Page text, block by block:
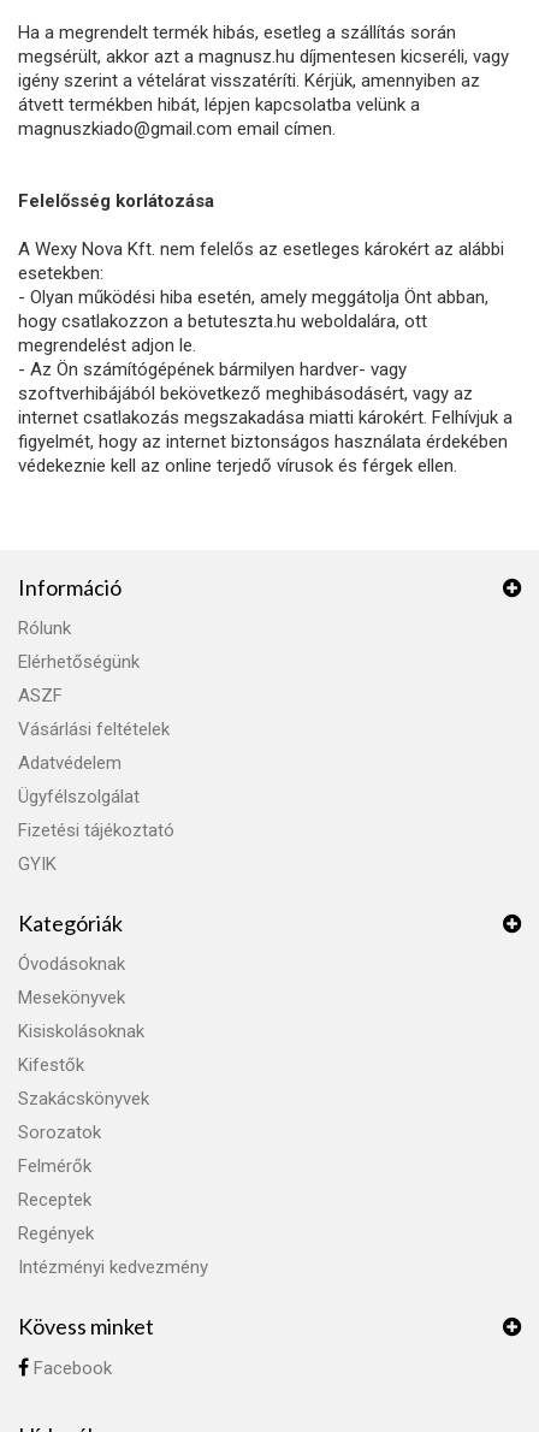
Ha a megrendelt termék hibás, esetleg a szállítás során
megsérült, akkor azt a magnusz.hu díjmentesen kicseréli, vagy
igény szerint a vételárat visszatéríti. Kérjük, amennyiben az
átvett termékben hibát, lépjen kapcsolatba velünk a
magnuszkiado@gmail.com email címen.
Felelősség korlátozása
A Wexy Nova Kft. nem felelős az esetleges károkért az alábbi
esetekben:
- Olyan működési hiba esetén, amely meggátolja Önt abban,
hogy csatlakozzon a betuteszta.hu weboldalára, ott
megrendelést adjon le.
- Az Ön számítógépének bármilyen hardver- vagy
szoftverhibájából bekövetkező meghibásodásért, vagy az
internet csatlakozás megszakadása miatti károkért. Felhívjuk a
figyelmét, hogy az internet biztonságos használata érdekében
védekeznie kell az online terjedő vírusok és férgek ellen.
Információ
Rólunk
Elérhetőségünk
ASZF
Vásárlási feltételek
Adatvédelem
Ügyfélszolgálat
Fizetési tájékoztató
GYIK
Kategóriák
Óvodásoknak
Mesekönyvek
Kisiskolásoknak
Kifestők
Szakácskönyvek
Sorozatok
Felmérők
Receptek
Regények
Intézményi kedvezmény
Kövess minket
Facebook